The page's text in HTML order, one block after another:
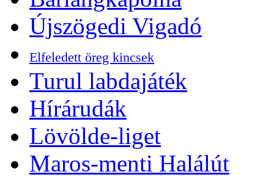
Újszögedi Vigadó
Elfeledett öreg kincsek
Turul labdajáték
Hírárudák
Lövölde-liget
Maros-menti Halálút